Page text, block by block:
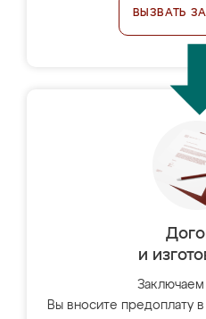
ВЫЗВАТЬ
и
Вы вносите предоплату